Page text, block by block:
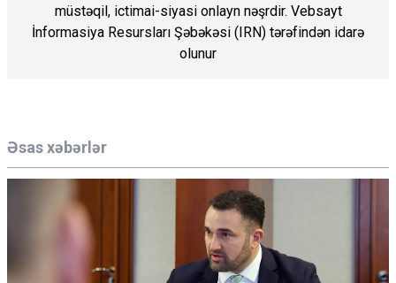
Əsas xəbərlər
müstəqil, ictimai-siyasi onlayn nəşrdir. Vebsayt
İnformasiya Resursları Şəbəkəsi (IRN) tərəfindən idarə
olunur